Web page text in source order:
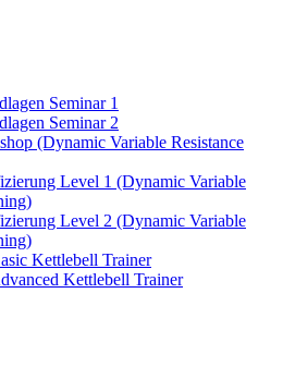
Seminar 1
Seminar 2
(Dynamic Variable Resistance
Level 1 (Dynamic Variable
Level 2 (Dynamic Variable
Kettlebell Trainer
Kettlebell Trainer